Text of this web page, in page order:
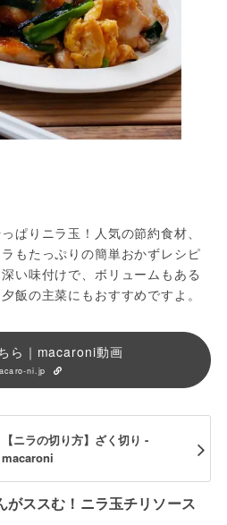
ぱりニラ玉！人気の節約食材、
もたっぷりの簡単おかずレシピ
い味付けで、ボリュームもある
飯の主菜にもおすすめですよ。
ら｜macaroni動画
ni.jp
【ニラの切り方】ざく切り -
macaroni
がススむ！ニラ玉チリソース